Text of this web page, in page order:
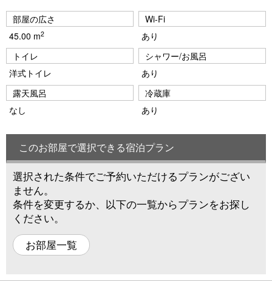
部屋の広さ
45.00 m2
Wi-Fi
あり
トイレ
洋式トイレ
シャワー/お風呂
あり
露天風呂
なし
冷蔵庫
あり
このお部屋で選択できる宿泊プラン
選択された条件でご予約いただけるプランがござい
ません。
条件を変更するか、以下の一覧からプランをお探し
ください。
お部屋一覧